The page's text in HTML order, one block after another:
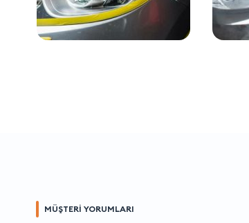
MÜŞTERİ YORUMLARI